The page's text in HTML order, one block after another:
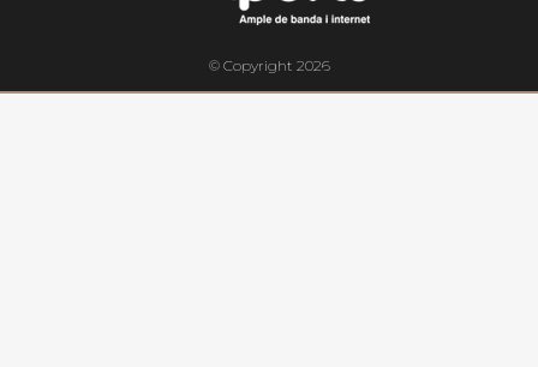
© Copyright 2026